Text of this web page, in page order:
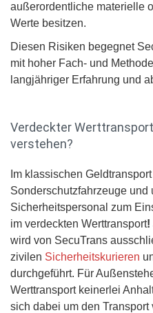
außerordentliche materielle
Werte besitzen.
Diesen Risiken begegnet
mit hoher Fach- und
langjähriger Erfahrung und
Verdeckter
verstehen?
Im klassischen
Sonderschutzfahrzeuge und
Sicherheitspersonal zum
im verdeckten Werttransport!
wird von SecuTrans
zivilen Sicherheitskurieren
durchgeführt. Für
Werttransport keinerlei
sich dabei um den Transport